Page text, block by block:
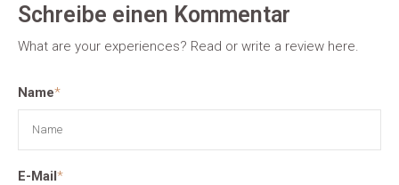
Schreibe einen Kommentar
What are your experiences? Read or write a review here.
Name*
E-Mail*